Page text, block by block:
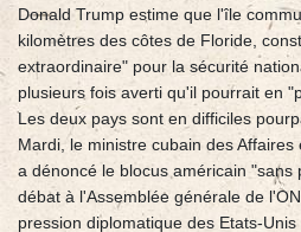
Donald Trump estime que l'île
kilomètres des côtes de Floride,
extraordinaire" pour la sécurité
plusieurs fois averti qu'il pourrait en
Les deux pays sont en difficiles
Mardi, le ministre cubain des
a dénoncé le blocus américain "sans
débat à l'Assemblée générale de
pression diplomatique des Etats-Unis